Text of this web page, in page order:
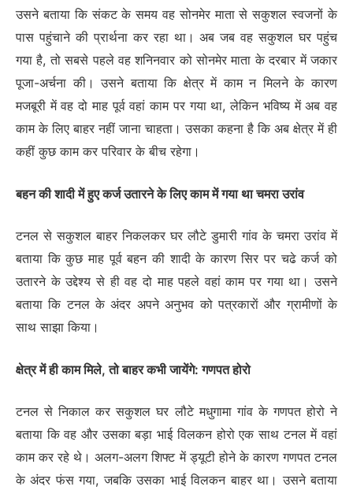
उसने बताया कि संकट के समय वह सोनमेर माता से सकुशल स्वजनों के
पास पहुंचाने की प्रार्थना कर रहा था। अब जब वह सकुशल घर पहुंच
गया है, तो सबसे पहले वह शनिनवार को सोनमेर माता के दरबार में जकार
पूजा-अर्चना की। उसने बताया कि क्षेत्र में काम न मिलने के कारण
मजबूरी में वह दो माह पूर्व वहां काम पर गया था, लेकिन भविष्य में अब वह
काम के लिए बाहर नहीं जाना चाहता। उसका कहना है कि अब क्षेत्र में ही
कहीं कुछ काम कर परिवार के बीच रहेगा।
बहन की शादी में हुए कर्ज उतारने के लिए काम में गया था चमरा उरांव
टनल से सकुशल बाहर निकलकर घर लौटे डुमारी गांव के चमरा उरांव में
बताया कि कुछ माह पूर्व बहन की शादी के कारण सिर पर चढे कर्ज को
उतारने के उद्देश्य से ही वह दो माह पहले वहां काम पर गया था। उसने
बताया कि टनल के अंदर अपने अनुभव को पत्रकाराें और ग्रामीणों के
साथ साझा किया।
क्षेत्र में ही काम मिले, तो बाहर कभी जायेंगे: गणपत होरो
टनल से निकाल कर सकुशल घर लौटे मधुगामा गांव के गणपत होरो ने
बताया कि वह और उसका बड़ा भाई विलकन होरो एक साथ टनल में वहां
काम कर रहे थे। अलग-अलग शिफ्ट में ड्यूटी होने के कारण गणपत टनल
के अंदर फंस गया, जबकि उसका भाई विलकन बाहर था। उसने बताया